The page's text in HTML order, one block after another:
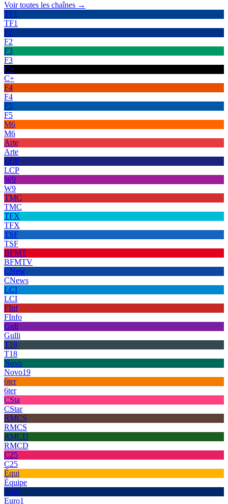
Voir toutes les chaînes →
TF1
TF1
F2
F2
F3
F3
C+
C+
F4
F4
F5
F5
M6
M6
Arte
Arte
LCP
LCP
W9
W9
TMC
TMC
TFX
TFX
TSF
TSF
BFMT
BFMTV
CNew
CNews
LCI
LCI
FInf
FInfo
Gull
Gulli
T18
T18
Novo
Novo19
6ter
6ter
CSta
CStar
RMCS
RMCS
RMCD
RMCD
C25
C25
Équi
Équipe
Euro
Euro1